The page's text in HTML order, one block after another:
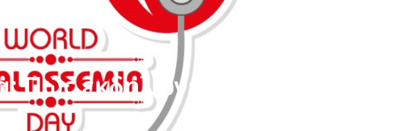
Πώς εκδηλώνεται και πώς